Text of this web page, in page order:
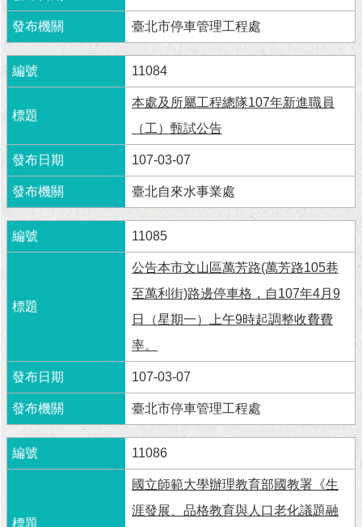
館
與
民
互
動
題
館
回
覽
English
常
見
臺北市停車管理工程處
11084
本處及所屬工程總隊107年新進職員
（工）甄試公告
107-03-07
臺北自來水事業處
11085
公告本市文山區萬芳路(萬芳路105巷
至萬利街)路邊停車格，自107年4月9
日（星期一）上午9時起調整收費費
率。
107-03-07
臺北市停車管理工程處
11086
國立師範大學辦理教育部國教署《生
涯發展、品格教育與人口老化議題融